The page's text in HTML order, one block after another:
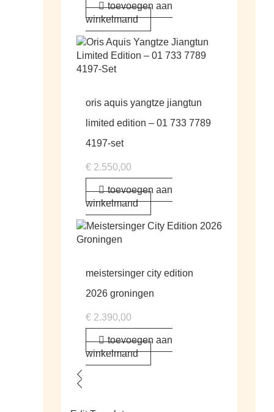
toevoegen aan
winkelmand
oris aquis yangtze jiangtun
limited edition – 01 733 7789
4197-set
€ 2.550,00
toevoegen aan
winkelmand
meistersinger city edition
2026 groningen
€ 2.390,00
toevoegen aan
winkelmand